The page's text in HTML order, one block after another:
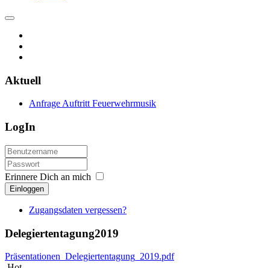
Aktuell
Anfrage Auftritt Feuerwehrmusik
LogIn
Erinnere Dich an mich
Einloggen
Zugangsdaten vergessen?
Delegiertentagung2019
Präsentationen_Delegiertentagung_2019.pdf